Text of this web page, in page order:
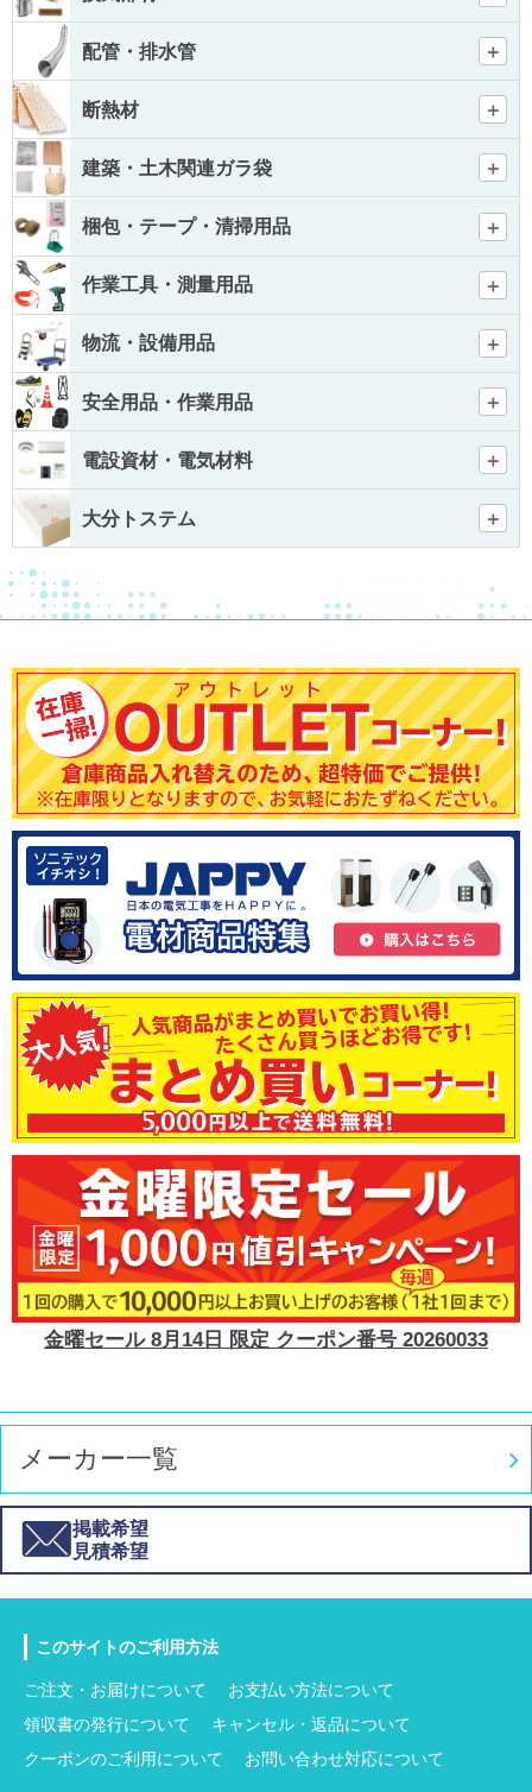
配管・排水管
断熱材
建築・土木関連ガラ袋
梱包・テープ・清掃用品
作業工具・測量用品
物流・設備用品
安全用品・作業用品
電設資材・電気材料
大分トステム
金曜セール 8月14日 限定 クーポン番号 20260033
メーカー一覧
掲載希望
見積希望
このサイトのご利用方法
ご注文・お届けについて
お支払い方法について
領収書の発行について
キャンセル・返品について
クーポンのご利用について
お問い合わせ対応について